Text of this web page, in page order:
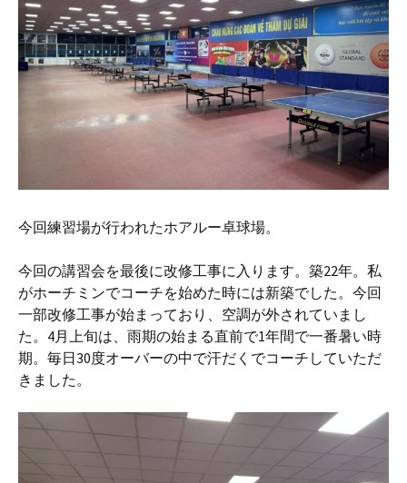
今回練習場が行われたホアルー卓球場。
今回の講習会を最後に改修工事に入ります。築22年。私
がホーチミンでコーチを始めた時には新築でした。今回
一部改修工事が始まっており、空調が外されていまし
た。4月上旬は、雨期の始まる直前で1年間で一番暑い時
期。毎日30度オーバーの中で汗だくでコーチしていただ
きました。